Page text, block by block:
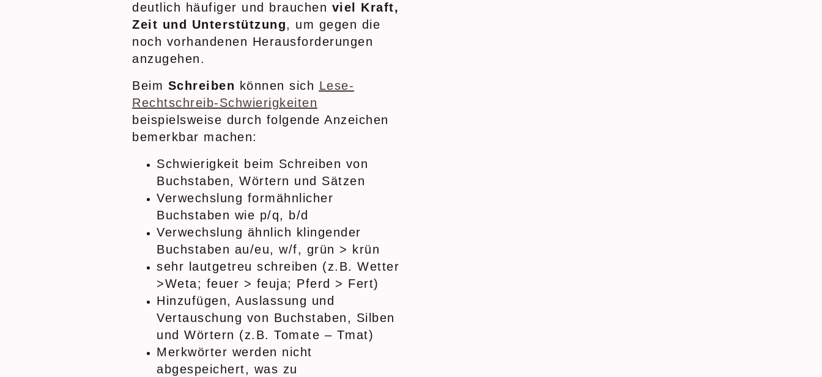
deutlich häufiger und brauchen viel Kraft,
Zeit und Unterstützung, um gegen die
noch vorhandenen Herausforderungen
anzugehen.
Beim Schreiben können sich Lese-
Rechtschreib-Schwierigkeiten
beispielsweise durch folgende Anzeichen
bemerkbar machen:
Schwierigkeit beim Schreiben von
Buchstaben, Wörtern und Sätzen
Verwechslung formähnlicher
Buchstaben wie p/q, b/d
Verwechslung ähnlich klingender
Buchstaben au/eu, w/f, grün > krün
sehr lautgetreu schreiben (z.B. Wetter
>Weta; feuer > feuja; Pferd > Fert)
Hinzufügen, Auslassung und
Vertauschung von Buchstaben, Silben
und Wörtern (z.B. Tomate – Tmat)
Merkwörter werden nicht
abgespeichert, was zu